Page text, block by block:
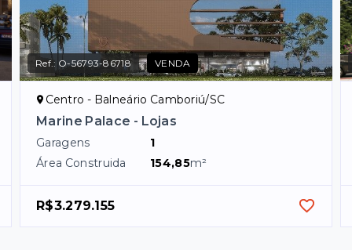
Ref.: O-56793-86718 VENDA
Centro - Balneário Camboriú/SC
Marine Palace - Lojas
Garagens
1
Área Construida
154,85m²
R$3.279.155